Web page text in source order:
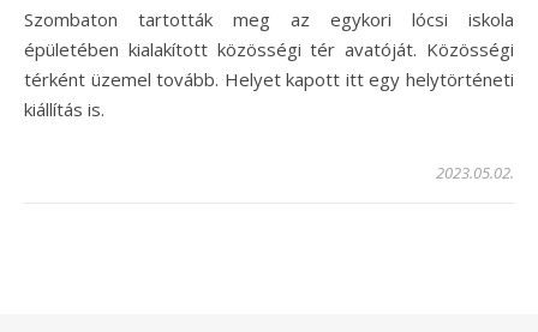
Szombaton tartották meg az egykori lócsi iskola
épületében kialakított közösségi tér avatóját. Közösségi
térként üzemel tovább. Helyet kapott itt egy helytörténeti
kiállítás is.
2023.05.02.